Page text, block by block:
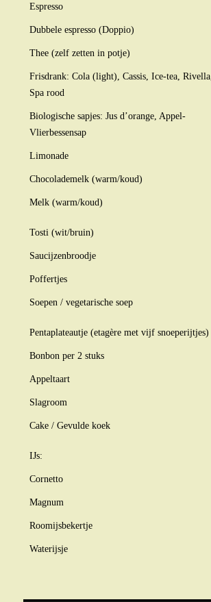
Espresso
Dubbele espresso (Doppio)
Thee (zelf zetten in potje)
Frisdrank: Cola (light), Cassis, Ice-tea, Rivella,
Spa rood
Biologische sapjes: Jus d’orange, Appel-
Vlierbessensap
Limonade
Chocolademelk (warm/koud)
Melk (warm/koud)
Tosti (wit/bruin)
Saucijzenbroodje
Poffertjes
Soepen / vegetarische soep
Pentaplateautje (etagère met vijf snoeperijtjes)
Bonbon per 2 stuks
Appeltaart
Slagroom
Cake / Gevulde koek
IJs:
Cornetto
Magnum
Roomijsbekertje
Waterijsje